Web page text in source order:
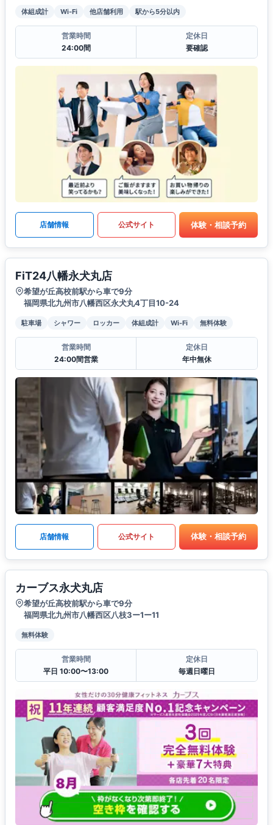
体組成計 Wi-Fi 他店舗利用 駅から5分以内
営業時間
24:00間
定休日
要確認
店舗情報 公式サイト 体験・相談予約
FiT24八幡永犬丸店
希望が丘高校前駅から車で9分
福岡県北九州市八幡西区永犬丸4丁目10-24
駐車場 シャワー ロッカー 体組成計 Wi-Fi 無料体験
営業時間
24:00間営業
定休日
年中無休
店舗情報 公式サイト 体験・相談予約
カーブス永犬丸店
希望が丘高校前駅から車で9分
福岡県北九州市八幡西区八枝3ー1ー11
無料体験
営業時間
平日 10:00〜13:00
定休日
毎週日曜日